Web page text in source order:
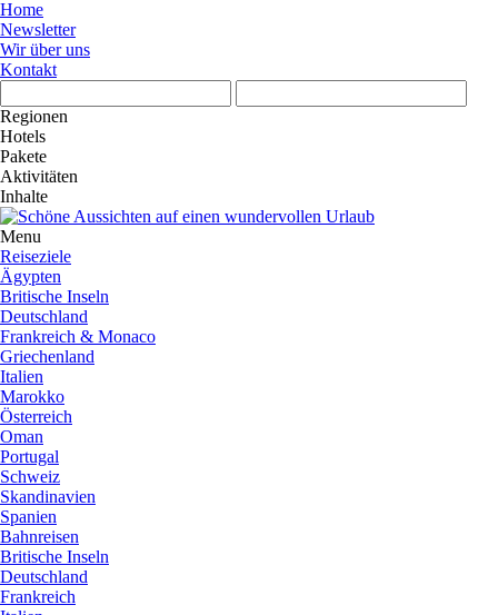
Home
Newsletter
Wir über uns
Kontakt
Regionen
Hotels
Pakete
Aktivitäten
Inhalte
Menu
Reiseziele
Ägypten
Britische Inseln
Deutschland
Frankreich & Monaco
Griechenland
Italien
Marokko
Österreich
Oman
Portugal
Schweiz
Skandinavien
Spanien
Bahnreisen
Britische Inseln
Deutschland
Frankreich